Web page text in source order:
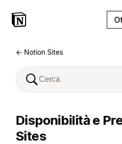
← Notion Sites
Disponibilità e
Sites